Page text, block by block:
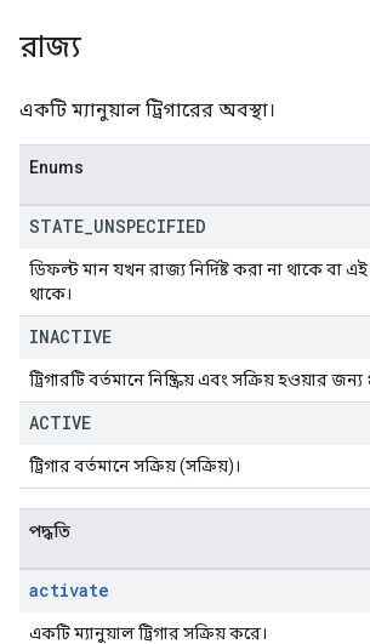
রাজ্য
একটি ম্যানুয়াল ট্রিগারের অবস্থা।
Enums
STATE UNSPECIFIED
ডিফল্ট মান যখন রাজ্য নির্দিষ্ট করা না থাকে বা
থাকে।
INACTIVE
ট্রিগারটি বর্তমানে নিষ্ক্রিয় এবং সক্রিয় হওয়ার জন্য
ACTIVE
ট্রিগার বর্তমানে সক্রিয় (সক্রিয়)।
পদ্ধতি
activate
একটি ম্যানুয়াল ট্রিগার সক্রিয় করে।